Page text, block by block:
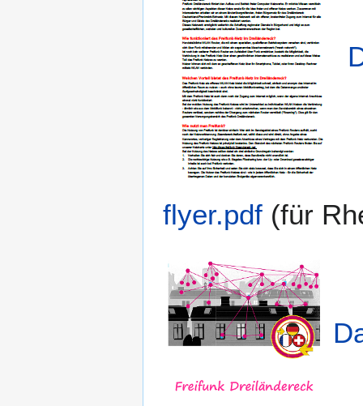
flyer.pdf (für